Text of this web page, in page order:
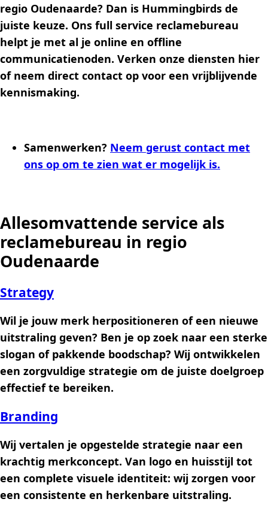
regio Oudenaarde? Dan is Hummingbirds de
juiste keuze. Ons full service reclamebureau
helpt je met al je online en offline
communicatienoden. Verken onze diensten hier
of neem direct contact op voor een vrijblijvende
kennismaking.
Samenwerken? Neem gerust contact met
ons op om te zien wat er mogelijk is.
Allesomvattende service als
reclamebureau in regio
Oudenaarde
Strategy
Wil je jouw merk herpositioneren of een nieuwe
uitstraling geven? Ben je op zoek naar een sterke
slogan of pakkende boodschap? Wij ontwikkelen
een zorgvuldige strategie om de juiste doelgroep
effectief te bereiken.
Branding
Wij vertalen je opgestelde strategie naar een
krachtig merkconcept. Van logo en huisstijl tot
een complete visuele identiteit: wij zorgen voor
een consistente en herkenbare uitstraling.